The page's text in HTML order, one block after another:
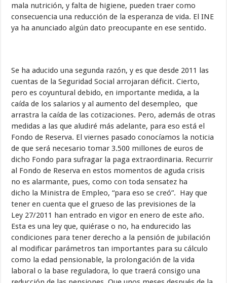
mala nutrición, y falta de higiene, pueden traer como
consecuencia una reducción de la esperanza de vida. El INE
ya ha anunciado algún dato preocupante en ese sentido.
Se ha aducido una segunda razón, y es que desde 2011 las
cuentas de la Seguridad Social arrojaran déficit. Cierto,
pero es coyuntural debido, en importante medida, a la
caída de los salarios y al aumento del desempleo, que
arrastra la caída de las cotizaciones. Pero, además de otras
medidas a las que aludiré más adelante, para eso está el
Fondo de Reserva. El viernes pasado conocíamos la noticia
de que será necesario tomar 3.500 millones de euros de
dicho Fondo para sufragar la paga extraordinaria. Recurrir
al Fondo de Reserva en estos momentos de aguda crisis
no es alarmante, pues, como con toda sensatez ha
dicho la Ministra de Empleo, “para eso se creó”. Hay que
tener en cuenta que el grueso de las previsiones de la
Ley 27/2011 han entrado en vigor en enero de este año.
Esta es una ley que, quiérase o no, ha endurecido las
condiciones para tener derecho a la pensión de jubilación
al modificar parámetros tan importantes para su cálculo
como la edad pensionable, la prolongación de la vida
laboral o la base reguladora, lo que traerá consigo una